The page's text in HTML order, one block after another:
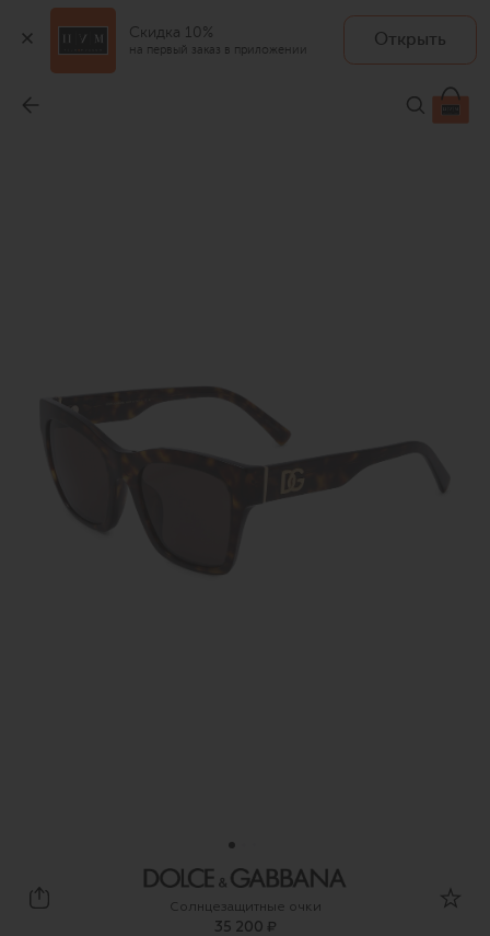
Скидка 10%
на первый заказ в приложении
Открыть
35 200 ₽
Dolce & Gabbana
Солнцезащитные очки
35 200 ₽